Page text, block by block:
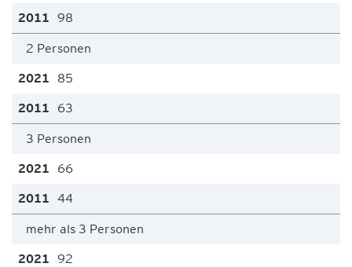
98
2 Personen
85
63
3 Personen
66
44
mehr als 3 Personen
92